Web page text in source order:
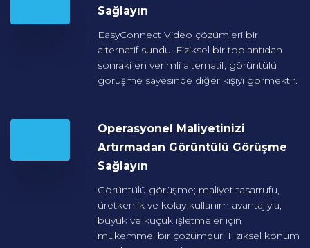
Sağlayın
EasyConnect Video çözümleri bir
alternatif sundu. Fiziksel bir toplantıdan
sonraki en verimli alternatif, görüntülü
görüşme sayesinde diğer kişiyi görmektir.
Operasyonel Maliyetinizi
Artırmadan Görüntülü Görüşme
Sağlayın
Görüntülü görüşme; maliyet tasarrufu,
üretkenlik ve kolay kullanım avantajıyla,
büyük ve küçük işletmeler için
mükemmel bir çözümdür. Fiziksel konum